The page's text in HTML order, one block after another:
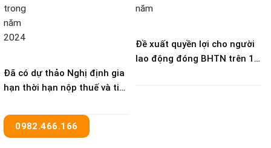
Đã có dự thảo Nghị định gia
hạn thời hạn nộp thuế và tiền
Đề xuất quyền lợi cho người
lao động đóng BHTN trên 12
0982.466.166